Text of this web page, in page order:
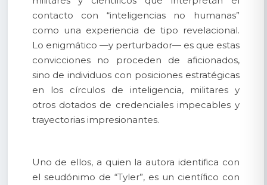
contacto con “inteligencias no humanas”
como una experiencia de tipo revelacional.
Lo enigmático —y perturbador— es que estas
convicciones no proceden de aficionados,
sino de individuos con posiciones estratégicas
en los círculos de inteligencia, militares y
otros dotados de credenciales impecables y
trayectorias impresionantes.
Uno de ellos, a quien la autora identifica con
el seudónimo de “Tyler”, es un científico con